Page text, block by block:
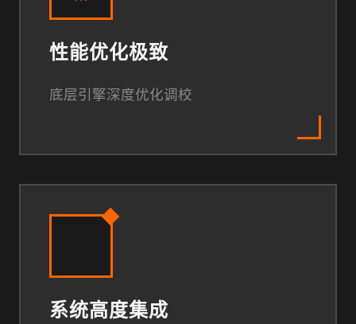
性能优化极致
底层引擎深度优化调校
系统高度集成